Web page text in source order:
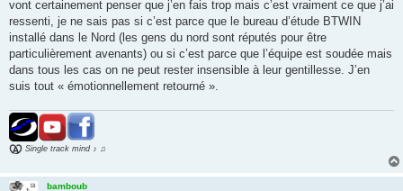
vont certainement penser que j’en fais trop mais c’est vraiment ce que j’ai
ressenti, je ne sais pas si c’est parce que le bureau d’étude BTWIN
installé dans le Nord (les gens du nord sont réputés pour être
particulièrement avenants) ou si c’est parce que l’équipe est soudée mais
dans tous les cas on ne peut rester insensible à leur gentillesse. J’en
suis tout « émotionnellement retourné ».
Single track mind ♪ ♫
bamboub